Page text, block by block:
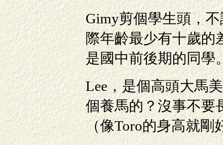
Gimy剪個學生頭，
際年齡最少有十歲的
是國中前後期的同學
Lee，是個高頭大馬
個養馬的？沒事不要
（像Toro的身高就剛